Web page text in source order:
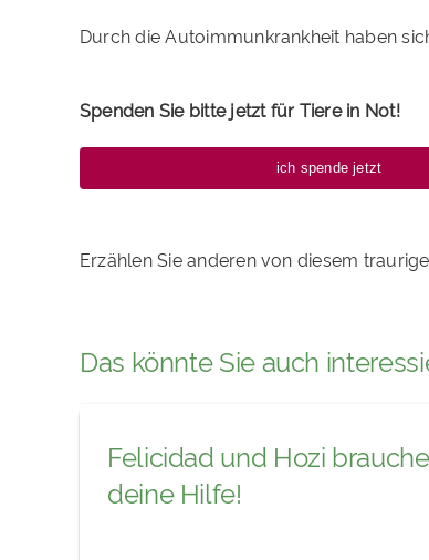
Durch die Autoimmunkrankheit haben
Spenden Sie bitte jetzt für Tiere in Not!
ich spende jetzt
Erzählen Sie anderen von diesem
Das könnte Sie auch
Felicidad und Hozi
deine Hilfe!